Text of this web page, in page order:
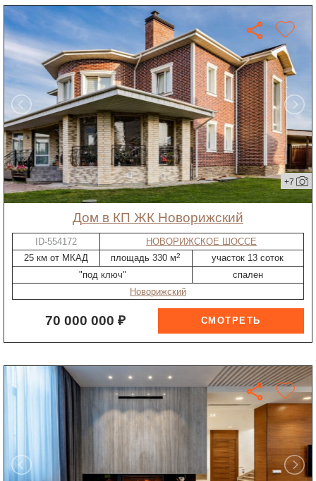
+7
дом в КП ЖК Новорижский
ID-554172
НОВОРИЖСКОЕ ШОССЕ
25 км от МКАД
площадь 330 м2
участок 13 соток
"под ключ"
спален
Новорижский
70 000 000 ₽